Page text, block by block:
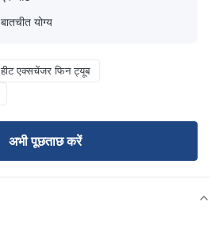
बातचीत योग्य
हीट एक्सचेंजर फिन ट्यूब
अभी पूछताछ करें